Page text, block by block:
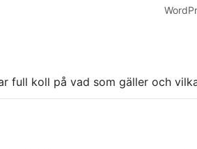
full koll på vad som gäller och